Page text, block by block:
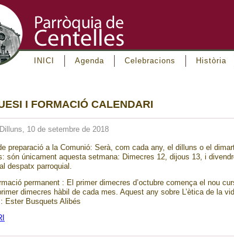
INICI Agenda Celebracions Història
I FORMACIÓ CALENDARI
10 de setembre de 2018
preparació a la Comunió: Serà, com cada any, el dilluns o el
són únicament aquesta setmana: Dimecres 12, dijous 13, i
despatx parroquial.
permanent : El primer dimecres d’octubre comença el nou
dimecres hàbil de cada mes. Aquest any sobre L’ètica de la
Ester Busquets Alibés